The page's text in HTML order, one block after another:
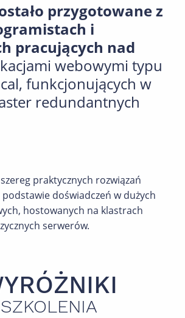
przygotowane z
i
pracujących nad
webowymi typu
funkcjonujących w
redundantnych
praktycznych rozwiązań
doświadczeń w dużych
hostowanych na klastrach
serwerów.
SZKOLENIA